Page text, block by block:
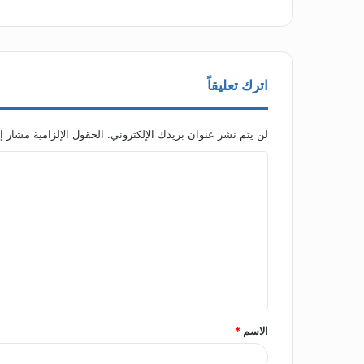
اترك تعليقاً
لن يتم نشر عنوان بريدك الإلكتروني. الحقول الإلزامية مشار
ق
*
الاسم *